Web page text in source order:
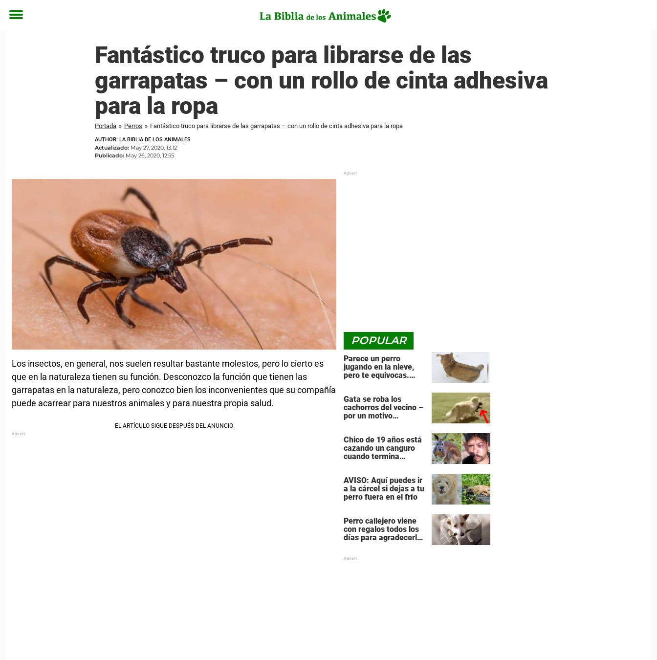
Toggle
Fantástico truco para librarse de las
garrapatas – con un rollo de cinta adhesiva
para la ropa
Portada » Perros » Fantástico truco para librarse de las garrapatas – con un rollo de cinta adhesiva para la ropa
AUTHOR: LA BIBLIA DE LOS ANIMALES
Actualizado: May 27, 2020, 13:12
Publicado: May 26, 2020, 12:55
Los insectos, en general, nos suelen resultar bastante molestos, pero lo cierto es
que en la naturaleza tienen su función. Desconozco la función que tienen las
garrapatas en la naturaleza, pero conozco bien los inconvenientes que su compañía
puede acarrear para nuestros animales y para nuestra propia salud.
POPULAR
Parece un perro
jugando en la nieve,
pero te equivocas.
vuelta!
Gata se roba los
cachorros del vecino –
por un motivo
Chico de 19 años está
cazando un canguro
cuando termina
AVISO: Aquí puedes ir
a la cárcel si dejas a tu
perro fuera en el frío
Perro callejero viene
con regalos todos los
días para agradecerle